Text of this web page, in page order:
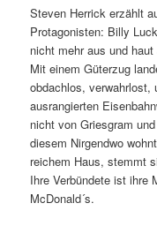
Steven Herrick erzählt
Protagonisten: Billy
nicht mehr aus und
Mit einem Güterzug
obdachlos,
ausrangierten
nicht von Griesgram
diesem Nirgendwo
reichem Haus, stemmt
Ihre Verbündete ist ihre
McDonald´s.